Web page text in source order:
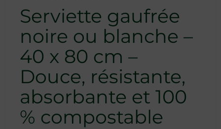
Serviette gaufrée
noire ou blanche –
40 x 80 cm –
Douce, résistante,
absorbante et 100
% compostable